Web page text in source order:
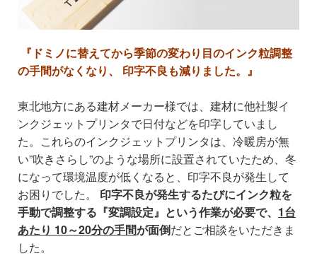
『ドミノに替えてから季節の変わり目のインク粒調整
の手間がなくなり、 印字不良も減りました。』
東北地方にある建材メーカー様では、建材に他社製イ
ンクジェットプリンタで日付などを印字していまし
た。これらのインクジェットプリンタは、冷暖房が無
い”吹きさらし”のような場所に設置されていたため、冬
になって環境温度が低くなると、印字不良が発生して
お困りでした。 印字不良が発生するたびにインク粒を
手動で調整する『変調設定』という作業が必要で、 1台
あたり 10～20分の手間が面倒だとご相談をいただきま
した。